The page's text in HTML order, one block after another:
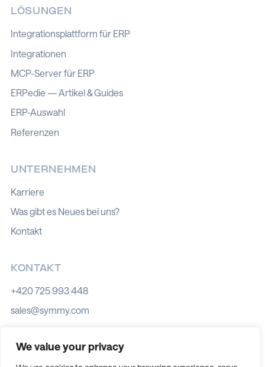
We value your privacy
LÖSUNGEN
Integrationsplattform für ERP
Integrationen
MCP-Server für ERP
ERPedie — Artikel & Guides
ERP-Auswahl
Referenzen
UNTERNEHMEN
Karriere
Was gibt es Neues bei uns?
Kontakt
KONTAKT
+420 725 993 448
sales@symmy.com